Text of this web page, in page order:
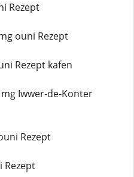
Rezept
ouni Rezept
Rezept kafen
Iwwer-de-Konter
Rezept
Rezept